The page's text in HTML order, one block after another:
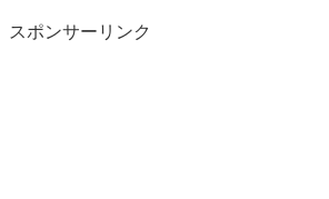
スポンサーリンク